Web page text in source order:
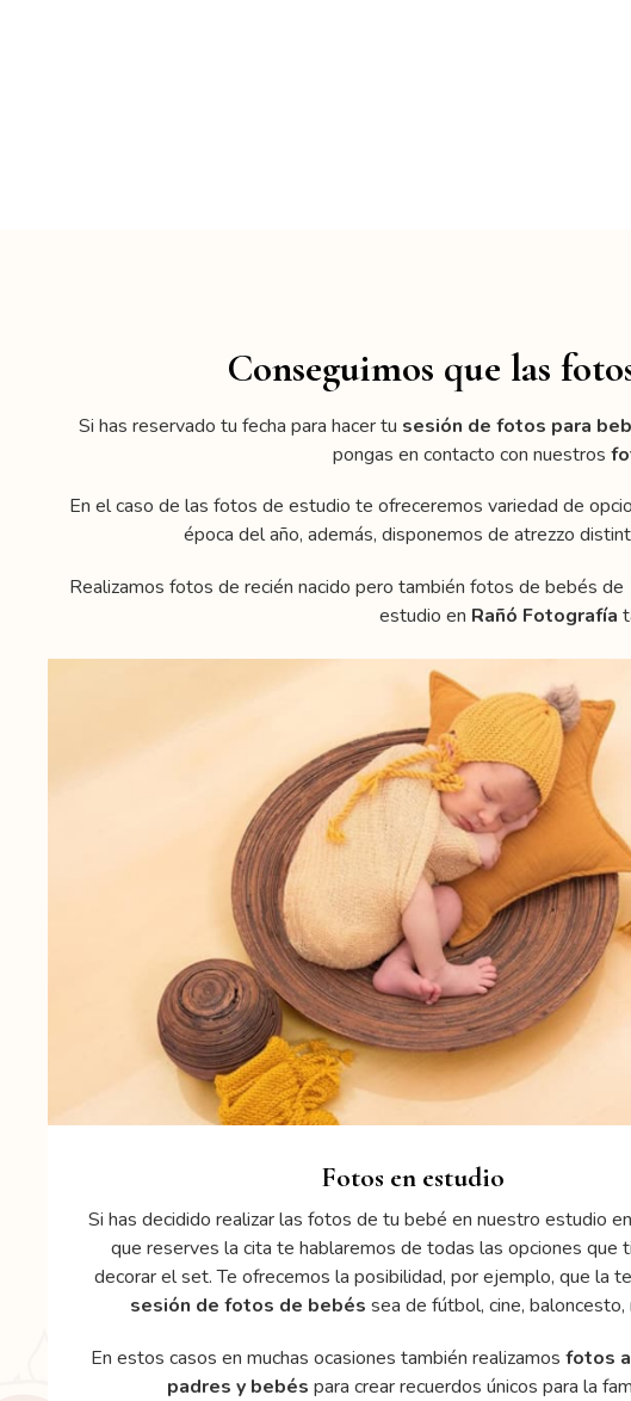
Conseguimos que las
Si has reservado tu fecha para hacer tu sesión de fotos para
pongas en contacto con nuestros
En el caso de las fotos de estudio te ofreceremos variedad de
época del año, además, disponemos de atrezzo
Realizamos fotos de recién nacido pero también fotos de bebés
estudio en Rañó Fotografía
Fotos en estudio
Si has decidido realizar las fotos de tu bebé en nuestro estudio
que reserves la cita te hablaremos de todas las opciones que
decorar el set. Te ofrecemos la posibilidad, por ejemplo, que la
sesión de fotos de bebés sea de fútbol, cine, baloncesto,
En estos casos en muchas ocasiones también realizamos fotos
padres y bebés para crear recuerdos únicos para la